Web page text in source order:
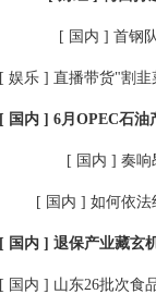
[ 国内 ] 首钢
[ 娱乐 ] 直播带货"割韭
[ 国内 ] 6月OPEC石油
[ 国内 ] 奏响
[ 国内 ] 如何依法
[ 国内 ] 退保产业藏玄
[ 国内 ] 山东26批次食